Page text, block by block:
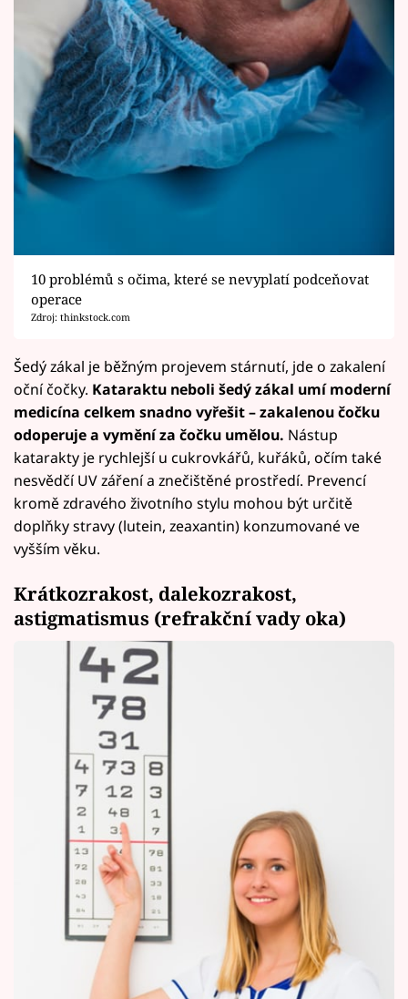
10 problémů s očima, které se nevyplatí podceňovat
operace
Zdroj: thinkstock.com
Šedý zákal je běžným projevem stárnutí, jde o zakalení
oční čočky. Kataraktu neboli šedý zákal umí moderní
medicína celkem snadno vyřešit – zakalenou čočku
odoperuje a vymění za čočku umělou. Nástup
katarakty je rychlejší u cukrovkářů, kuřáků, očím také
nesvědčí UV záření a znečištěné prostředí. Prevencí
kromě zdravého životního stylu mohou být určitě
doplňky stravy (lutein, zeaxantin) konzumované ve
vyšším věku.
Krátkozrakost, dalekozrakost,
astigmatismus (refrakční vady oka)